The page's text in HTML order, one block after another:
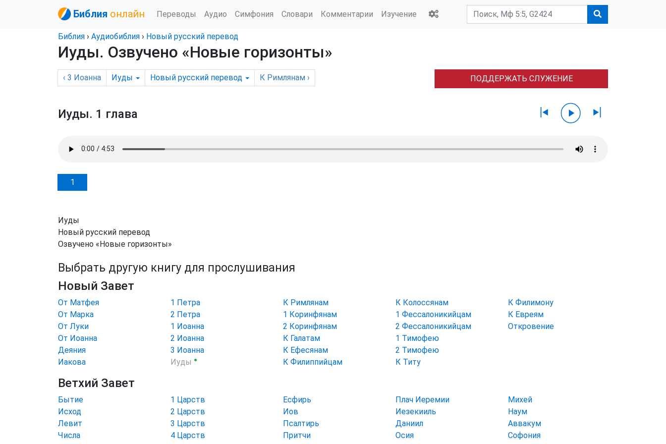
Библия онлайн Переводы Аудио Симфония Словари Комментарии Изучение
Библия › Аудиобиблия › Новый русский перевод
Иуды. Озвучено «Новые горизонты»
‹ 3 Иоанна Иуды Новый русский перевод К Римлянам › ПОДДЕРЖАТЬ СЛУЖЕНИЕ
Иуды. 1 глава
1
Иуды
Новый русский перевод
Озвучено «Новые горизонты»
Выбрать другую книгу для прослушивания
Новый Завет
От Матфея
От Марка
От Луки
От Иоанна
Деяния
Иакова
1 Петра
2 Петра
1 Иоанна
2 Иоанна
3 Иоанна
Иуды ●
К Римлянам
1 Коринфянам
2 Коринфянам
К Галатам
К Ефесянам
К Филиппийцам
К Колоссянам
1 Фессалоникийцам
2 Фессалоникийцам
1 Тимофею
2 Тимофею
К Титу
К Филимону
К Евреям
Откровение
Ветхий Завет
Бытие
Исход
Левит
Числа
1 Царств
2 Царств
3 Царств
4 Царств
Есфирь
Иов
Псалтирь
Притчи
Плач Иеремии
Иезекииль
Даниил
Осия
Михей
Наум
Аввакум
Софония